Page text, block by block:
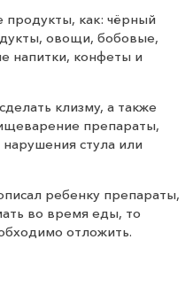
продукты, как: чёрный
овощи, бобовые,
напитки, конфеты и
клизму, а также
препараты,
стула или
ребенку препараты,
во время еды, то
отложить.